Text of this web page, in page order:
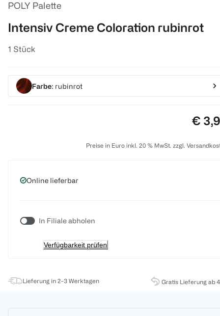
POLY Palette
Intensiv Creme Coloration rubinrot
1 Stück
Farbe: rubinrot
€
Preise in Euro inkl. 20 % MwSt. zzgl.
Online lieferbar
In Filiale abholen
Verfügbarkeit prüfen
Lieferung in 2-3 Werktagen Gratis Lieferung ab